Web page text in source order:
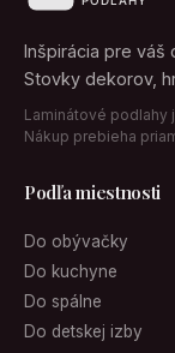
Inšpirácia pre váš
Stovky dekorov,
Laminátové podlahy
Nákup prebieha
Podľa miestnosti
Do obývačky
Do kuchyne
Do spálne
Do detskej izby